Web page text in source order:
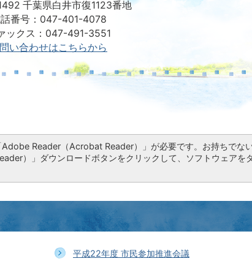
千葉県白井市復1123番地
番号：047-401-4078
ックス：047-491-3551
い合わせはこちらから
Adobe Reader（Acrobat Reader）」が必要です。お持ちでな
）」ダウンロードボタンをクリックして、ソフトウェアを
平成22年度 市民参加推進会議